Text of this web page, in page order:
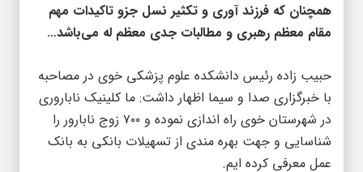
مقام معظم رهبری و مطالبات جدی معظم له می‌باشد…
با خبرگزاری صدا و سیما اظهار داشت: ما کلینیک ناباروری
در شهرستان خوی راه اندازی نموده و ۷۰۰ زوج نابارور را
شناسایی و جهت بهره مندی از تسهیلات بانکی به بانک
عمل معرفی کرده ایم.